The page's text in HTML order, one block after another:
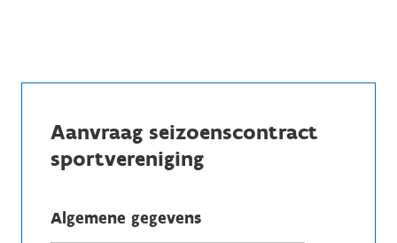
Aanvraag seizoenscontract
sportvereniging
Algemene gegevens